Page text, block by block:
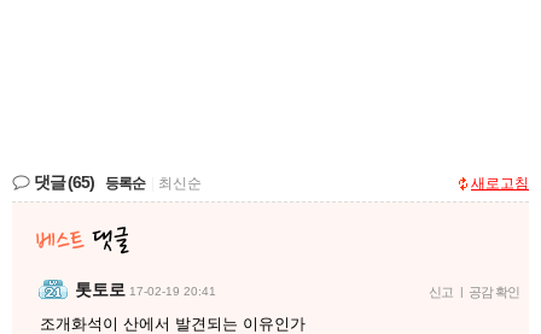
댓글(65) 등록순 최신순 새로고침
톳토로 17-02-19 20:41 신고 | 공감 확인
조개화석이 산에서 발견되는 이유인가